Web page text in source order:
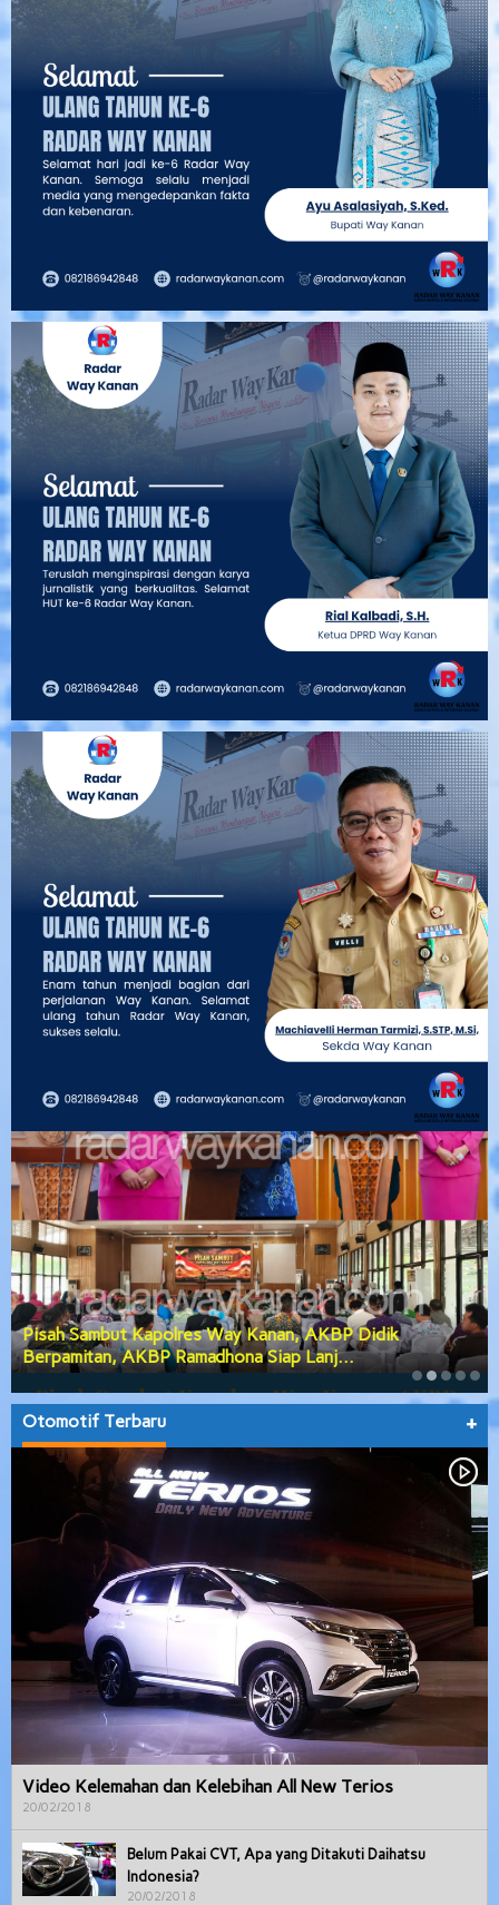
Pisah Sambut Kapolres Way Kanan, AKBP Didik
Berpamitan, AKBP Ramadhona Siap Lanj…
Otomotif Terbaru +
Video Kelemahan dan Kelebihan All New Terios
20/02/2018
Belum Pakai CVT, Apa yang Ditakuti Daihatsu
Indonesia?
20/02/2018